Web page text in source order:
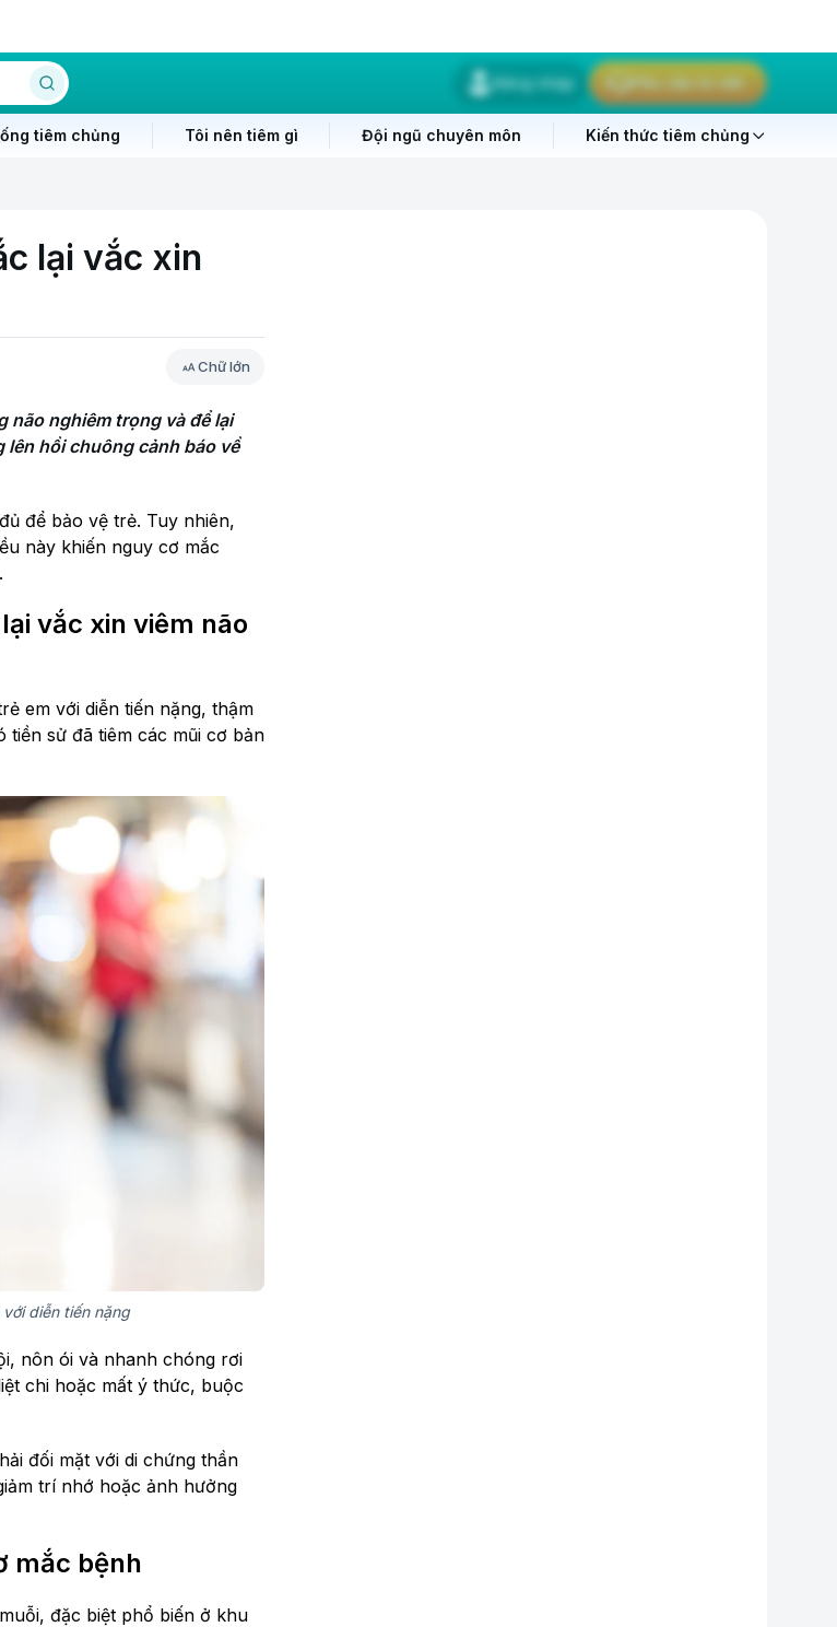
Đăng nhập Yêu cầu tư vấn
tiêm chủng Tôi nên tiêm gì Đội ngũ chuyên môn Kiến thức tiêm chủng
lại vắc xin
Chữ lớn
não nghiêm trọng và để lại
hồi chuông cảnh báo về
để bảo vệ trẻ. Tuy nhiên,
này khiến nguy cơ mắc
vắc xin viêm não
em với diễn tiến nặng, thậm
sử đã tiêm các mũi cơ bản
diễn tiến nặng
nôn ói và nhanh chóng rơi
chi hoặc mất ý thức, buộc
đối mặt với di chứng thần
trí nhớ hoặc ảnh hưởng
mắc bệnh
đặc biệt phổ biến ở khu